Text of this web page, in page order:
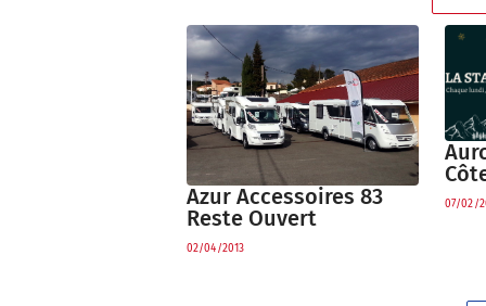
Azur Accessoires 83
Reste Ouvert
02/04/2013
07/02/